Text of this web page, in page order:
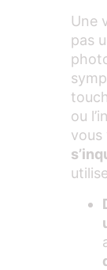
Une
pas
ou
vous